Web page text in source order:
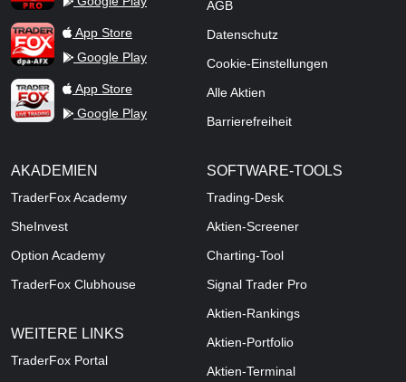
TraderFox dpa-AFX ProFeed
App Store
Google Play
TraderFox Live Trading
App Store
Google Play
AGB
Datenschutz
Cookie-Einstellungen
Alle Aktien
Barrierefreiheit
AKADEMIEN
TraderFox Academy
SheInvest
Option Academy
TraderFox Clubhouse
WEITERE LINKS
TraderFox Portal
SOFTWARE-TOOLS
Trading-Desk
Aktien-Screener
Charting-Tool
Signal Trader Pro
Aktien-Rankings
Aktien-Portfolio
Aktien-Terminal